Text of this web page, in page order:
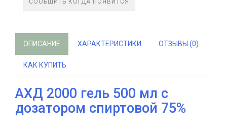
СООБЩИТЬ КОГДА ПОЯВИТСЯ
ОПИСАНИЕ ХАРАКТЕРИСТИКИ ОТЗЫВЫ (0)
КАК КУПИТЬ
АХД 2000 гель 500 мл с
дозатором спиртовой 75%